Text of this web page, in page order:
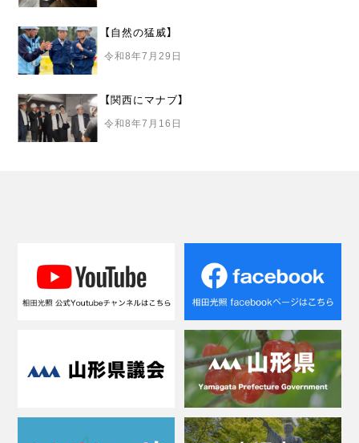
【自然の猛威】
令和8年7月29日
【関西にマナブ】
令和8年7月16日